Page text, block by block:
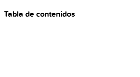
Tabla de contenidos